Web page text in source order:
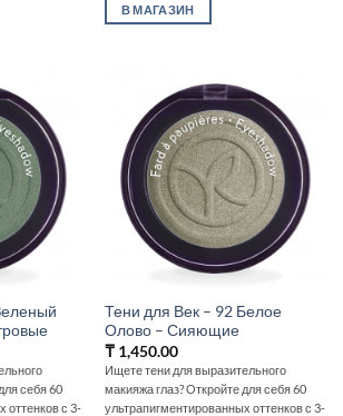
В МАГАЗИН
себя 60
оттенков с 3-
Тени для Век – 92 Белое
Олово – Сияющие
₸1,450.00
Ищете тени для выразительного
макияжа глаз? Откройте для себя 60
ультрапигментированных оттенков с 3-